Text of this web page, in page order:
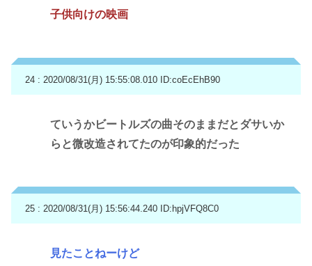
子供向けの映画
24 : 2020/08/31(月) 15:55:08.010 ID:coEcEhB90
ていうかビートルズの曲そのままだとダサいか
らと微改造されてたのが印象的だった
25 : 2020/08/31(月) 15:56:44.240 ID:hpjVFQ8C0
見たことねーけど